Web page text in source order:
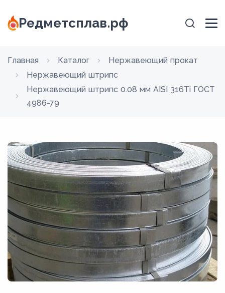
Редметсплав.рф
Главная Каталог
Нержавеющий прокат
Нержавеющий штрипс
Нержавеющий штрипс 0.08 мм AISI 316Ti ГОСТ
4986-79